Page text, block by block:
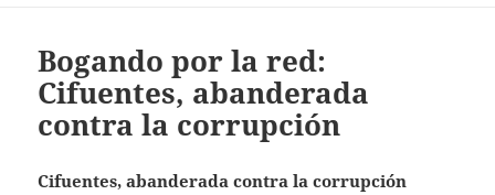
Bogando por la red:
Cifuentes, abanderada
contra la corrupción
Cifuentes, abanderada contra la corrupción